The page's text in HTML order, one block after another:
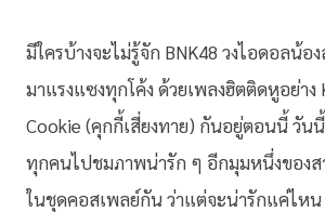
มีใครบ้างจะไม่รู้จัก BNK48 วงไอดอลน้อ
มาแรงแซงทุกโค้ง ด้วยเพลงฮิตติดหูอย่าง
Cookie (คุกกี้เสี่ยงทาย) กันอยู่ตอนนี้ วันนี้
ทุกคนไปชมภาพน่ารัก ๆ อีกมุมหนึ่งของส
ในชุดคอสเพลย์กัน ว่าแต่จะน่ารักแค่ไห